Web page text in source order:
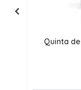
Quinta